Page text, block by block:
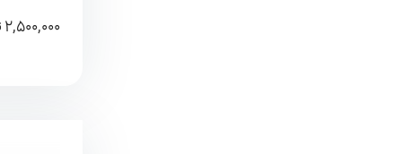
2,500,000